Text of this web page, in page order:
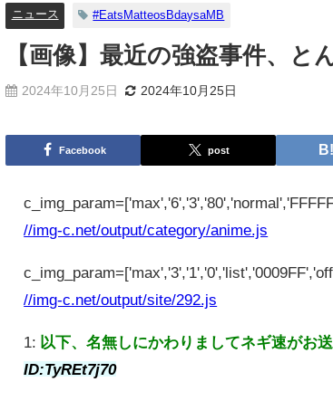
ニュース #EatsMatteosBdaysaMB
【画像】最近の強盗事件、
2024年10月25日 2024年10月25日
Facebook post
//img-c.net/output/category/anime.js
//img-c.net/output/site/292.js
1: 以下、名無しにかわりましてネギ速がお
ID:TyREt7j70